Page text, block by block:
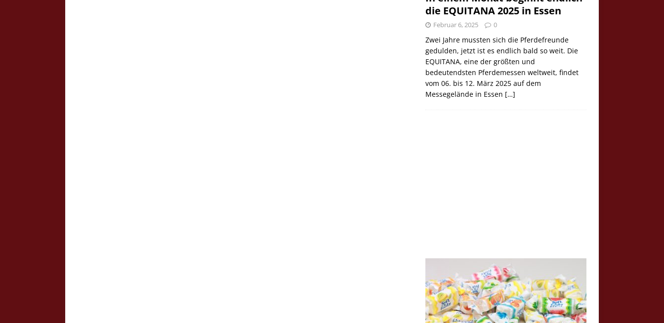
die EQUITANA 2025 in Essen
Februar 6, 2025 0
Zwei Jahre mussten sich die Pferdefreunde
gedulden, jetzt ist es endlich bald so weit. Die
EQUITANA, eine der größten und
bedeutendsten Pferdemessen weltweit, findet
vom 06. bis 12. März 2025 auf dem
Messegelände in Essen […]